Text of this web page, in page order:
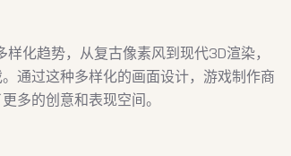
化趋势，从复古像素风到现代3D渲染，
通过这种多样化的画面设计，游戏制作商
多的创意和表现空间。